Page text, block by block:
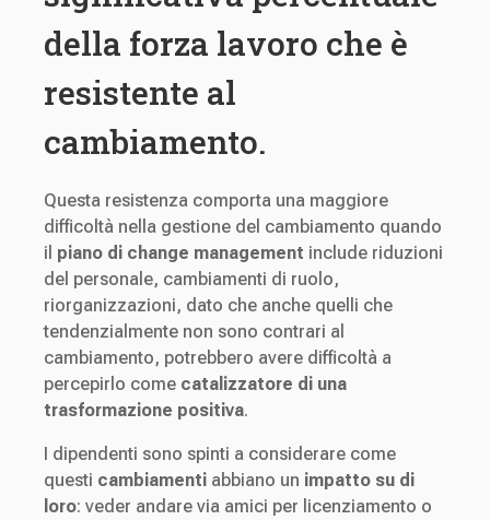
della forza lavoro che è
resistente al
cambiamento.
Questa resistenza comporta una maggiore
difficoltà nella gestione del cambiamento quando
il piano di change management include riduzioni
del personale, cambiamenti di ruolo,
riorganizzazioni, dato che anche quelli che
tendenzialmente non sono contrari al
cambiamento, potrebbero avere difficoltà a
percepirlo come catalizzatore di una
trasformazione positiva.
I dipendenti sono spinti a considerare come
questi cambiamenti abbiano un impatto su di
loro: veder andare via amici per licenziamento o